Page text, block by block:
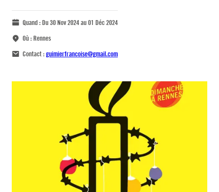
Quand :Du 30 Nov 2024 au 01 Déc 2024
Où :Rennes
Contact :guimierfrancoise@gmail.com